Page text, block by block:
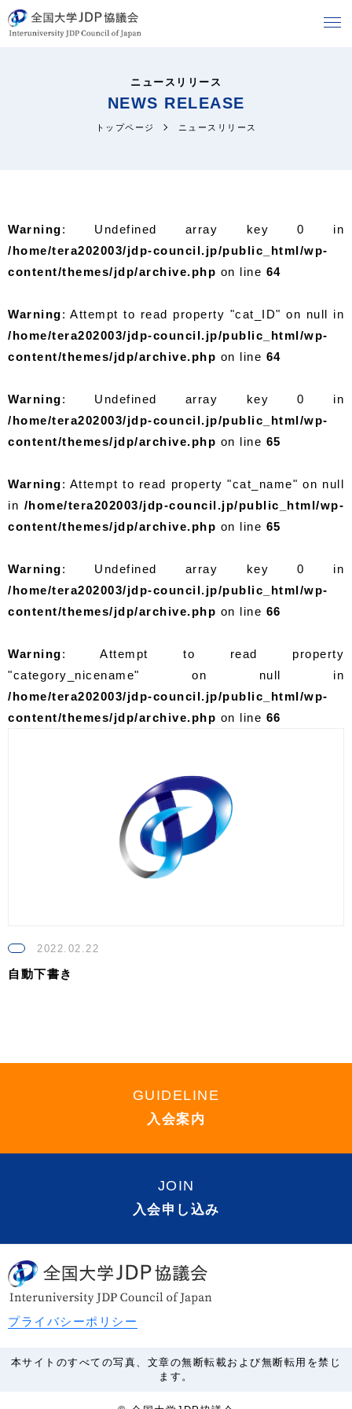
ニュースリリース
NEWS RELEASE
トップページ ニュースリリース
Warning: Undefined array key 0 in
/home/tera202003/jdp-council.jp/public_html/wp-
content/themes/jdp/archive.php on line 64
Warning: Attempt to read property "cat_ID" on null in
/home/tera202003/jdp-council.jp/public_html/wp-
content/themes/jdp/archive.php on line 64
Warning: Undefined array key 0 in
/home/tera202003/jdp-council.jp/public_html/wp-
content/themes/jdp/archive.php on line 65
Warning: Attempt to read property "cat_name" on null
in /home/tera202003/jdp-council.jp/public_html/wp-
content/themes/jdp/archive.php on line 65
Warning: Undefined array key 0 in
/home/tera202003/jdp-council.jp/public_html/wp-
content/themes/jdp/archive.php on line 66
Warning: Attempt to read property
"category_nicename" on null in
/home/tera202003/jdp-council.jp/public_html/wp-
content/themes/jdp/archive.php on line 66
2022.02.22
自動下書き
GUIDELINE
入会案内
JOIN
入会申し込み
プライバシーポリシー
本サイトのすべての写真、文章の無断転載および無断転用を禁じ
ます。